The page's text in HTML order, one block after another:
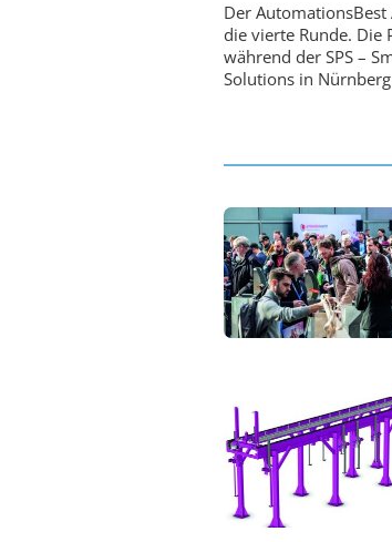
Der
die vierte Runde. Die
während der SPS –
Solutions in
Optische
Satelliten:
PI-